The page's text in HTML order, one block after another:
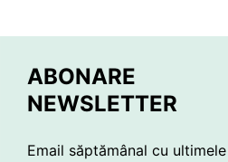
ABONARE
NEWSLETTER
Email săptămânal cu ultimele